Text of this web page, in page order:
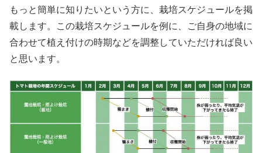
もっと簡単に知りたいという方に、栽培スケジュールを掲
載します。この栽培スケジュールを例に、ご自身の地域に
合わせて植え付けの時期などを調整していただければ良い
と思います。